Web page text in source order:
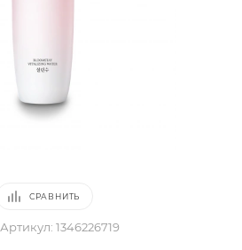
СРАВНИТЬ
Артикул: 1346226719